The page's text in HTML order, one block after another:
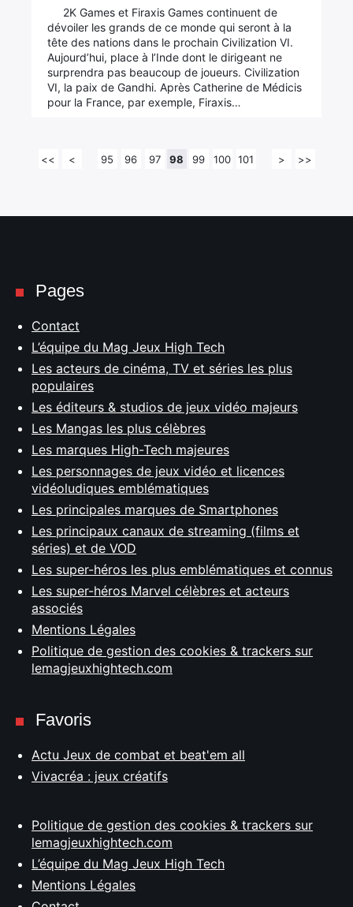
2K Games et Firaxis Games continuent de
dévoiler les grands de ce monde qui seront à la
tête des nations dans le prochain Civilization VI.
Aujourd’hui, place à l’Inde dont le dirigeant ne
surprendra pas beaucoup de joueurs. Civilization
VI, la paix de Gandhi. Après Catherine de Médicis
pour la France, par exemple, Firaxis…
<< < 95 96 97 98 99 100 101 > >>
Pages
Contact
L’équipe du Mag Jeux High Tech
Les acteurs de cinéma, TV et séries les plus
populaires
Les éditeurs & studios de jeux vidéo majeurs
Les Mangas les plus célèbres
Les marques High-Tech majeures
Les personnages de jeux vidéo et licences
vidéoludiques emblématiques
Les principales marques de Smartphones
Les principaux canaux de streaming (films et
séries) et de VOD
Les super-héros les plus emblématiques et connus
Les super-héros Marvel célèbres et acteurs
associés
Mentions Légales
Politique de gestion des cookies & trackers sur
lemagjeuxhightech.com
Favoris
Actu Jeux de combat et beat'em all
Vivacréa : jeux créatifs
Politique de gestion des cookies & trackers sur
lemagjeuxhightech.com
L’équipe du Mag Jeux High Tech
Mentions Légales